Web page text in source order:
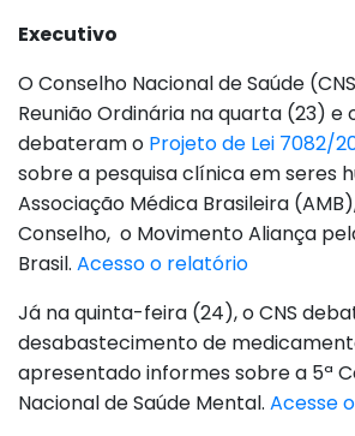
Executivo
O Conselho Nacional de Saúde
Reunião Ordinária na quarta (23) e
debateram o Projeto de Lei 7082/
sobre a pesquisa clínica em seres
Associação Médica Brasileira
Conselho, o Movimento Aliança
Brasil. Acesso o relatório
Já na quinta-feira (24), o CNS
desabastecimento de
apresentado informes sobre a 5ª
Nacional de Saúde Mental. Acesse